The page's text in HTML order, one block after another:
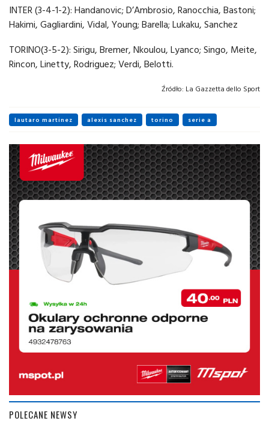
INTER (3-4-1-2): Handanovic; D’Ambrosio, Ranocchia, Bastoni;
Hakimi, Gagliardini, Vidal, Young; Barella; Lukaku, Sanchez
TORINO(3-5-2): Sirigu, Bremer, Nkoulou, Lyanco; Singo, Meite,
Rincon, Linetty, Rodriguez; Verdi, Belotti.
Źródło: La Gazzetta dello Sport
lautaro martinez alexis sanchez torino serie a
POLECANE NEWSY